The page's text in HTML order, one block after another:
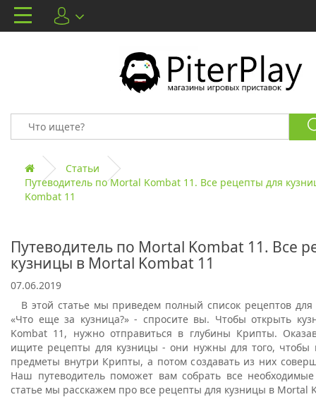
Статьи
Путеводитель по Mortal Kombat 11. Все рецепты для
Kombat 11
Путеводитель по Mortal Kombat 11. Все
кузницы в Mortal Kombat 11
07.06.2019
В этой статье мы приведем полный список рецептов
«Что еще за кузница?» - спросите вы. Чтобы открыть
Kombat 11, нужно отправиться в глубины Крипты.
ищите рецепты для кузницы - они нужны для того, чтобы
предметы внутри Крипты, а потом создавать из них
Наш путеводитель поможет вам собрать все
статье мы расскажем про все рецепты для кузницы в Mortal